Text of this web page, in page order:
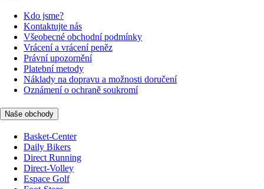
Kdo jsme?
Kontaktujte nás
Všeobecné obchodní podmínky
Vrácení a vrácení peněz
Právní upozornění
Platební metody
Náklady na dopravu a možnosti doručení
Oznámení o ochraně soukromí
Naše obchody
Basket-Center
Daily Bikers
Direct Running
Direct-Volley
Espace Golf